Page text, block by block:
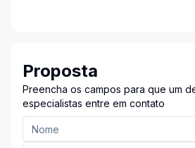
Proposta
Preencha os campos para que um
especialistas entre em contato